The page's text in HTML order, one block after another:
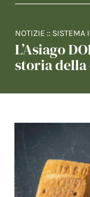
NOTIZIE :: SISTEMA
L’Asiago
storia